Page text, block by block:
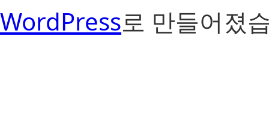
WordPress로 만들어졌